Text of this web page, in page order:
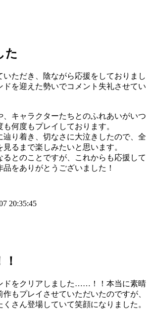
た
いただき、陰ながら応援をしておりまし
ドを迎えた勢いでコメント失礼させてい
、キャラクターたちとのふれあいがいつ
何度もプレイしております。
辿り着き、切なさに大泣きしたので、全
るまで楽しみたいと思います。
るとのことですが、これからも応援して
をありがとうございました！
20:35:45
ドをクリアしました……！！本当に素晴
もプレイさせていただいたのですが、
くさん登場していて笑顔になりました。